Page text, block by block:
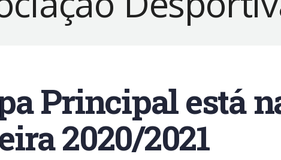
Principal está
2020/2021